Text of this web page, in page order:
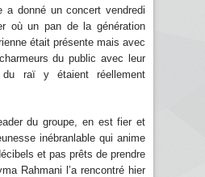
a donné un concert vendredi
où un pan de la génération
était présente mais avec
du public avec leur
du raï y étaient réellement
du groupe, en est fier et
inébranlable qui anime
et pas prêts de prendre
Rahmani l’a rencontré hier